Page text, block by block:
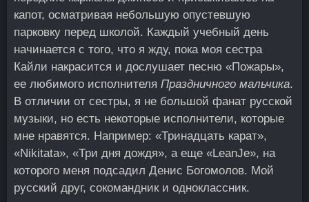
капот, осматривая небольшую опустевшую
парковку перед школой. Каждый учебный день
начинается с того, что я жду, пока моя сестра
Кайли накрасится и дослушает песню «Пожары»,
ее любимого исполнителя Праздничного мальчика.
В отличии от сестры, я не большой фанат русской
музыки, но есть некоторые исполнители, которые
мне нравятся. Например: «Тринадцать карат»,
«Nikitata», «Три дня дождя», а еще «LeanJe», на
которого меня подсадил Денис Богомолов. Мой
русский друг, сокомандник и одноклассник.